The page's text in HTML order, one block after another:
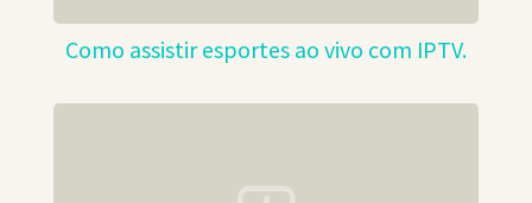
Como assistir esportes ao vivo com IPTV.